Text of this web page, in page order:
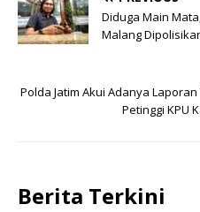
Diduga Main
Malang
Polda Jatim Akui Adanya
Petinggi KPU
Berita Terkini